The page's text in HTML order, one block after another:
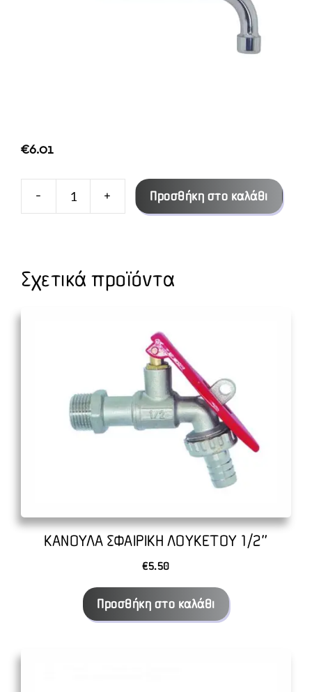
€6.01
-
ΡΟΥΞΟΥΝΙ
ΜΜ
+ Προσθήκη στο καλάθι
Σχετικά προϊόντα
ΚΑΝΟΥΛΑ ΣΦΑΙΡΙΚΗ ΛΟΥΚΕΤΟΥ 1/2″
€5.50
Προσθήκη στο καλάθι